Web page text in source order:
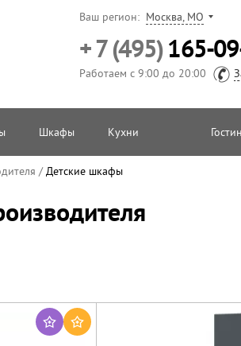
Ваш регион: Москва, МО
+ 7 (495)165-
Работаем с 9:00 до 20:00
Шкафы Кухни
/Детские шкафы